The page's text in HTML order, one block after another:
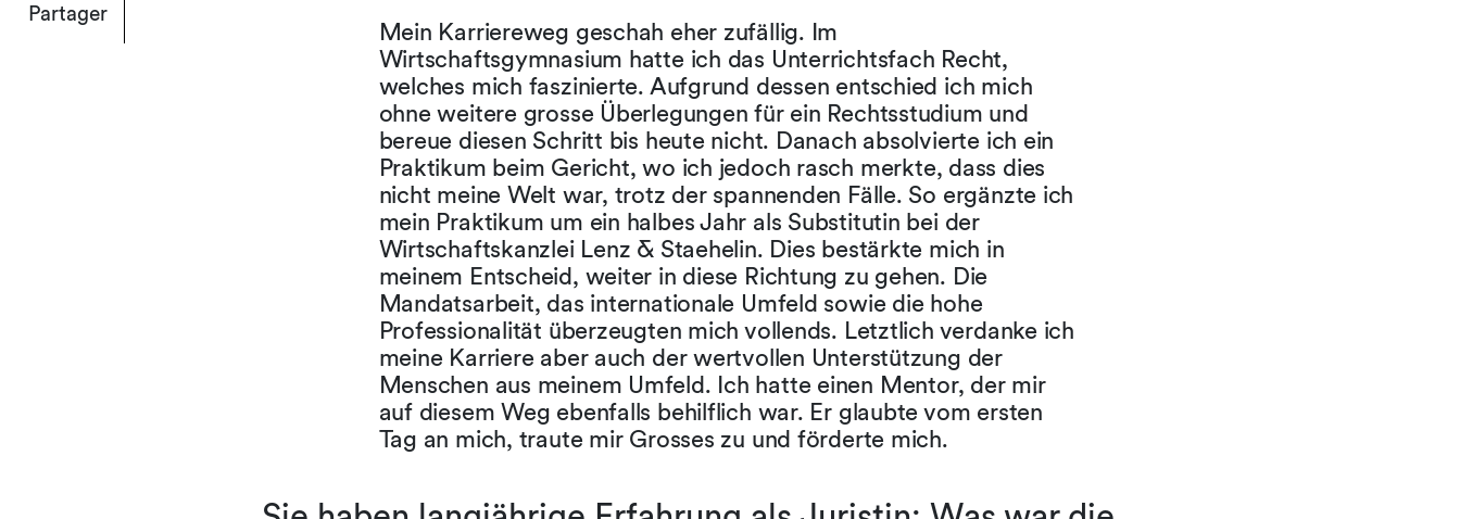
Partager
Mein Karriereweg geschah eher zufällig. Im
Wirtschaftsgymnasium hatte ich das Unterrichtsfach Recht,
welches mich faszinierte. Aufgrund dessen entschied ich mich
ohne weitere grosse Überlegungen für ein Rechtsstudium und
bereue diesen Schritt bis heute nicht. Danach absolvierte ich ein
Praktikum beim Gericht, wo ich jedoch rasch merkte, dass dies
nicht meine Welt war, trotz der spannenden Fälle. So ergänzte ich
mein Praktikum um ein halbes Jahr als Substitutin bei der
Wirtschaftskanzlei Lenz & Staehelin. Dies bestärkte mich in
meinem Entscheid, weiter in diese Richtung zu gehen. Die
Mandatsarbeit, das internationale Umfeld sowie die hohe
Professionalität überzeugten mich vollends. Letztlich verdanke ich
meine Karriere aber auch der wertvollen Unterstützung der
Menschen aus meinem Umfeld. Ich hatte einen Mentor, der mir
auf diesem Weg ebenfalls behilflich war. Er glaubte vom ersten
Tag an mich, traute mir Grosses zu und förderte mich.